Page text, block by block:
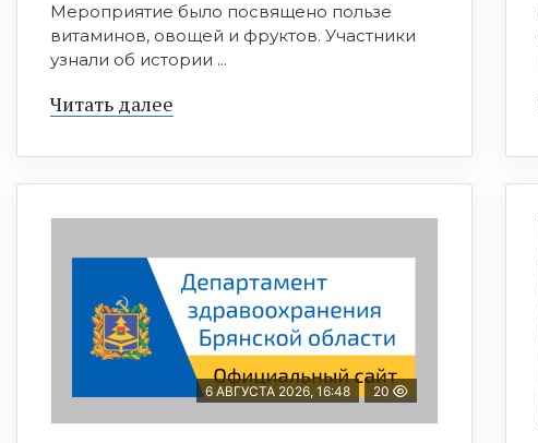
Мероприятие было посвящено пользе
витаминов, овощей и фруктов. Участники
узнали об истории ...
Читать далее
6 АВГУСТА 2026, 16:48 20